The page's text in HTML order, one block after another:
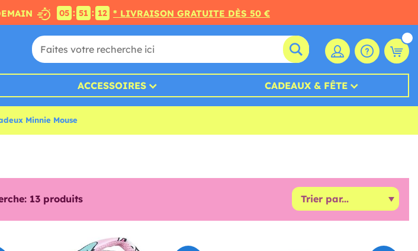
05 : 51 : 11 * LIVRAISON GRATUITE DÈS 50 €
ACCESSOIRES CADEAUX & FÊTE
Minnie Mouse
13 produits